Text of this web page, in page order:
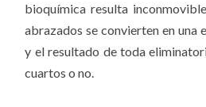
bioquímica resulta
abrazados se convierten en una
y el resultado de toda
cuartos o no.